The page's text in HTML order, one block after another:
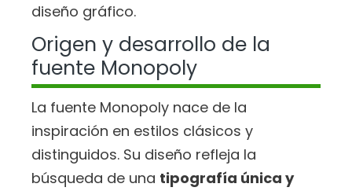
diseño gráfico.
Origen y desarrollo de la
fuente Monopoly
La fuente Monopoly nace de la
inspiración en estilos clásicos y
distinguidos. Su diseño refleja la
búsqueda de una tipografía única y